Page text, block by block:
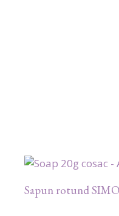
Sapun rotund